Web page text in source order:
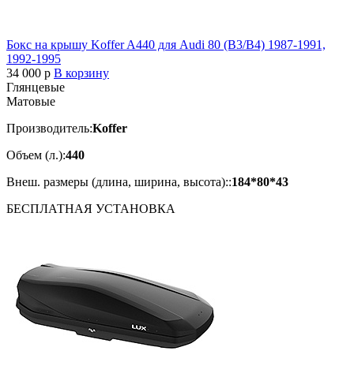
Бокс на крышу Koffer A440 для Audi 80 (B3/B4) 1987-1991,
1992-1995
34 000 p В корзину
Глянцевые
Матовые
Производитель:Koffer
Объем (л.):440
Внеш. размеры (длина, ширина, высота)::184*80*43
БЕСПЛАТНАЯ УСТАНОВКА